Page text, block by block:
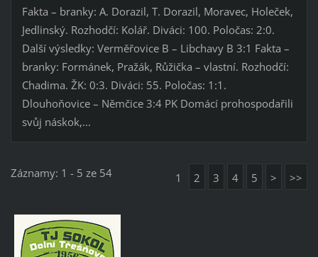
Fakta – branky: A. Dorazil, T. Dorazil, Moravec, Holeček,
Jedlinský. Rozhodčí: Kolář. Diváci: 100. Poločas: 2:0.
Další výsledky: Verměřovice B – Libchavy B 3:1 Fakta –
branky: Formánek, Pražák, Růžička – vlastní. Rozhodčí:
Chadima. ŽK: 0:3. Diváci: 55. Poločas: 1:1.
Dlouhoňovice – Němčice 3:4 PK Domácí prohospodařili
svůj náskok,...
Záznamy: 1 - 5 ze 54 1 2 3 4 5 > >>